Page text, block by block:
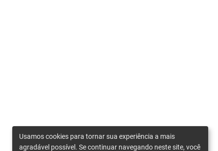
Usamos cookies para tornar sua experiência a mais
agradável possível. Se continuar navegando neste site, você